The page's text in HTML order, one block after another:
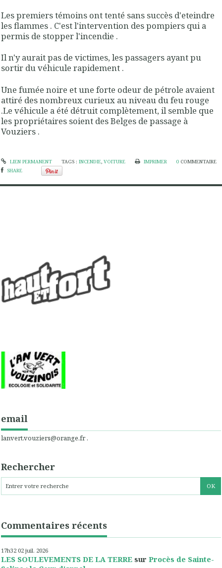
Les premiers témoins ont tenté sans succès d'eteindre
les flammes . C'est l'intervention des pompiers qui a
permis de stopper l'incendie .
Il n'y aurait pas de victimes, les passagers ayant pu
sortir du véhicule rapidement .
Une fumée noire et une forte odeur de pétrole avaient
attiré des nombreux curieux au niveau du feu rouge
.Le véhicule a été détruit complètement, il semble que
les propriétaires soient des Belges de passage à
Vouziers .
LIEN PERMANENT TAGS : INCENDIE, VOITURE IMPRIMER 0 COMMENTAIRE
SHARE
email
lanvert.vouziers@orange.fr .
Rechercher
Commentaires récents
17h32 02 juil. 2026
LES SOULEVEMENTS DE LA TERRE sur Procès de Sainte-